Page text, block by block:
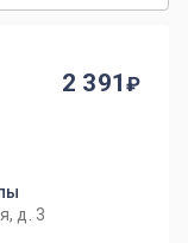
д. 3
2 391